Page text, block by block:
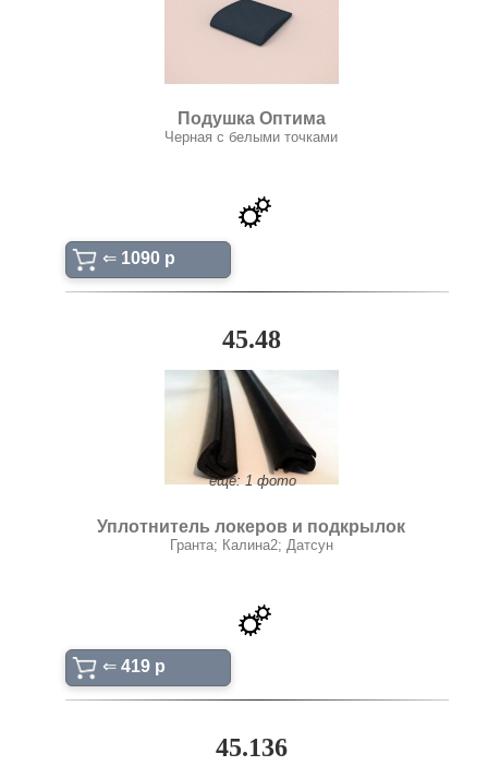
Подушка Оптима
Черная с белыми точками
⇐ 1090 p
45.48
ещё: 1 фото
Уплотнитель локеров и подкрылок
Гранта; Калина2; Датсун
⇐ 419 p
45.136